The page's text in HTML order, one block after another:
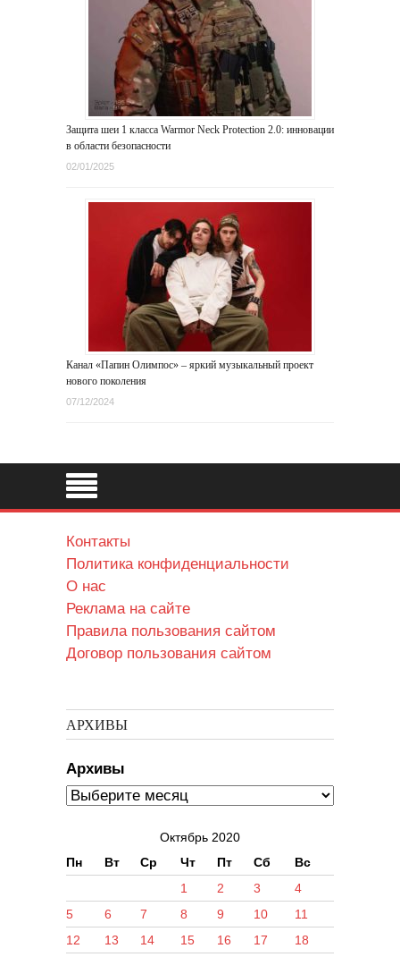
Защита шеи 1 класса Warmor Neck Protection 2.0: инновации
в области безопасности
02/01/2025
Канал «Папин Олимпос» – яркий музыкальный проект
нового поколения
07/12/2024
Контакты
Политика конфиденциальности
О нас
Реклама на сайте
Правила пользования сайтом
Договор пользования сайтом
АРХИВЫ
Архивы
Октябрь 2020
Пн
Вт Ср Чт Пт Сб Вс
1 2 3
4
5
6 7 8 9 10
11
12
13 14 15 16 17
18